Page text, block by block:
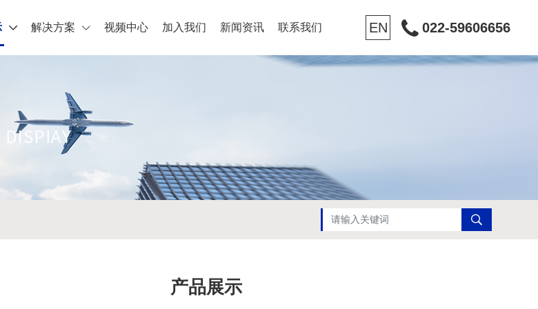
解决方案 视频中心 加入我们 新闻资讯 联系我们 EN 022-59606656
产品展示